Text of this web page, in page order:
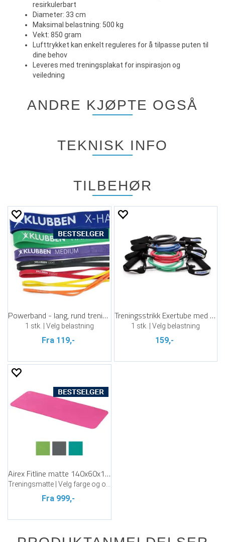
resirkulerbart
Diameter: 33 cm
Maksimal belastning: 500 kg
Vekt: 850 gram
Lufttrykket kan enkelt reguleres for å tilpasse puten til
dine behov
Leveres med treningsplakat for inspirasjon og
veiledning
ANDRE KJØPTE OGSÅ
TEKNISK INFO
TILBEHØR
Powerband - lang, rund treningsstrikk
1 stk. | Velg belastning
Fra 119,-
Treningsstrikk Exertube med håndtak
1 stk. | Velg belastning
159,-
Airex Fitline matte 140x60x1 cm
Fra 999,-